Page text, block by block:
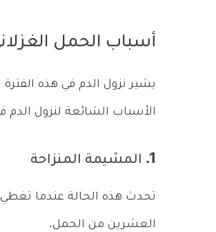
أسباب الحمل
يشير نزول الدم في هذه
الأسباب الشائعة لنزول الدم
1. المشيمة المنزاحة
تحدث هذه الحالة عندما تغطي
العشرين من الحمل.